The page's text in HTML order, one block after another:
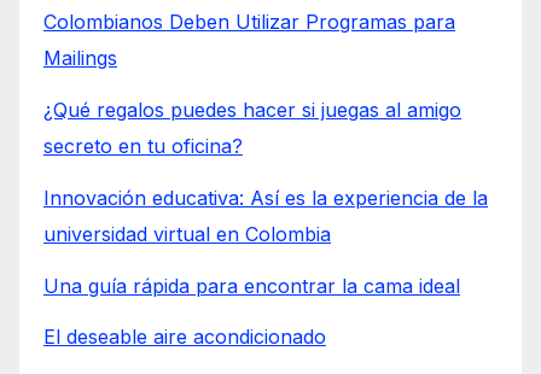
Colombianos Deben Utilizar Programas para
Mailings
¿Qué regalos puedes hacer si juegas al amigo
secreto en tu oficina?
Innovación educativa: Así es la experiencia de la
universidad virtual en Colombia
Una guía rápida para encontrar la cama ideal
El deseable aire acondicionado